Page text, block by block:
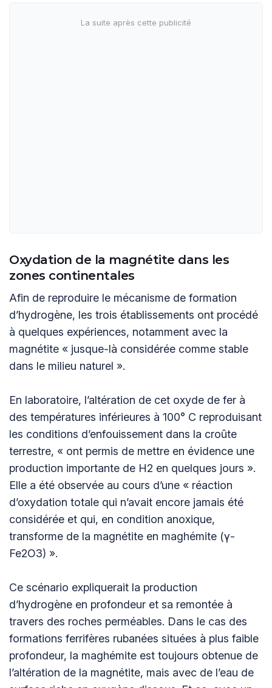
Oxydation de la magnétite dans les
zones continentales
Afin de reproduire le mécanisme de formation
d’hydrogène, les trois établissements ont procédé
à quelques expériences, notamment avec la
magnétite « jusque-là considérée comme stable
dans le milieu naturel ».
En laboratoire, l’altération de cet oxyde de fer à
des températures inférieures à 100° C reproduisant
les conditions d’enfouissement dans la croûte
terrestre, « ont permis de mettre en évidence une
production importante de H2 en quelques jours ».
Elle a été observée au cours d’une « réaction
d’oxydation totale qui n’avait encore jamais été
considérée et qui, en condition anoxique,
transforme de la magnétite en maghémite (γ-
Fe2O3) ».
Ce scénario expliquerait la production
d’hydrogène en profondeur et sa remontée à
travers des roches perméables. Dans le cas des
formations ferrifères rubanées situées à plus faible
profondeur, la maghémite est toujours obtenue de
l’altération de la magnétite, mais avec de l’eau de